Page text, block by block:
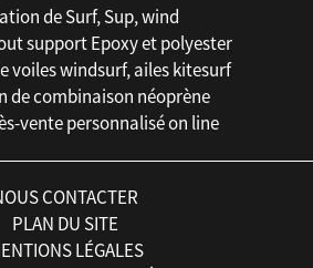
de Surf, Sup, wind
support Epoxy et polyester
voiles windsurf, ailes kitesurf
de combinaison néoprène
vente personnalisé on line
CONTACTER
PLAN DU SITE
LÉGALES